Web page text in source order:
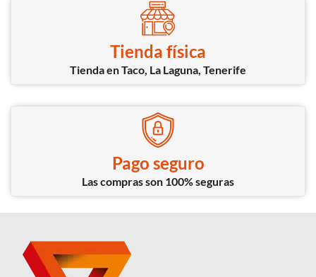
Tienda física
Tienda en Taco, La Laguna, Tenerife
Pago seguro
Las compras son 100% seguras